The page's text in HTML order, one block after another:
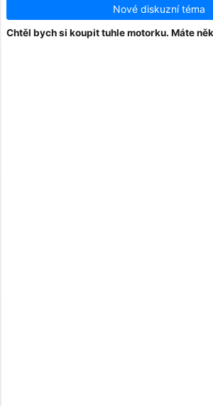
Nové diskuzní téma
Chtěl bych si koupit tuhle motorku. Máte